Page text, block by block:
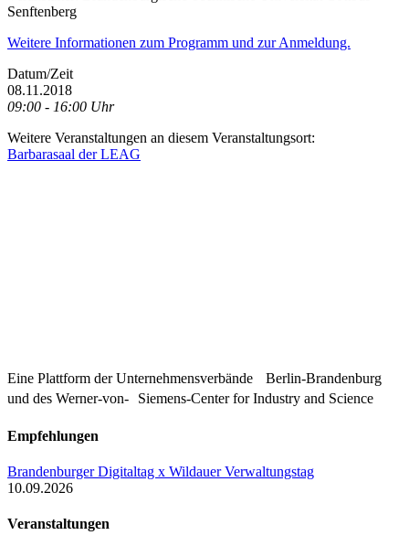
Senftenberg
Weitere Informationen zum Programm und zur Anmeldung.
Datum/Zeit
08.11.2018
09:00 - 16:00 Uhr
Weitere Veranstaltungen an diesem Veranstaltungsort:
Barbarasaal der LEAG
Eine Plattform derUnternehmensverbände Berlin-Brandenburg
und des Werner-von- Siemens-Center for Industry and Science
Empfehlungen
Brandenburger Digitaltag x Wildauer Verwaltungstag
10.09.2026
Veranstaltungen